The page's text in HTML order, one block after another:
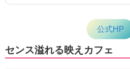
公式HP
センス溢れる映えカフェ